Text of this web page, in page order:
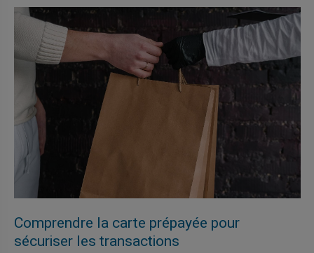
Comprendre la carte prépayée pour
sécuriser les transactions